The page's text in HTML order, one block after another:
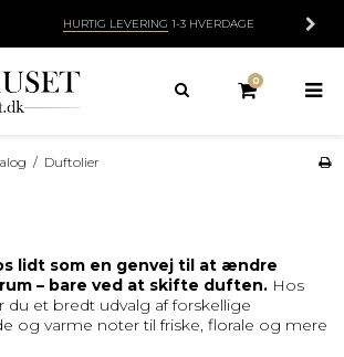
HURTIG LEVERING1-3 HVERDAGE
0
/ Duftolier
lidt som en genvej til at ændre
– bare ved at skifte duften. Hos
du et bredt udvalg af forskellige
og varme noter til friske, florale og mere